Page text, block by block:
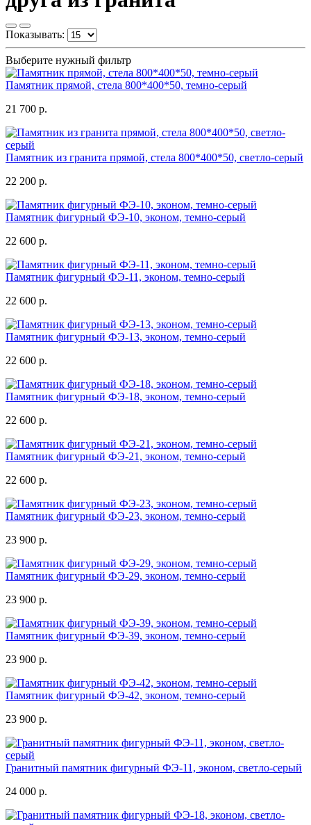
Показывать:
Выберите нужный фильтр
Памятник прямой, стела 800*400*50, темно-серый
21 700 р.
Памятник из гранита прямой, стела 800*400*50, светло-серый
22 200 р.
Памятник фигурный ФЭ-10, эконом, темно-серый
22 600 р.
Памятник фигурный ФЭ-11, эконом, темно-серый
22 600 р.
Памятник фигурный ФЭ-13, эконом, темно-серый
22 600 р.
Памятник фигурный ФЭ-18, эконом, темно-серый
22 600 р.
Памятник фигурный ФЭ-21, эконом, темно-серый
22 600 р.
Памятник фигурный ФЭ-23, эконом, темно-серый
23 900 р.
Памятник фигурный ФЭ-29, эконом, темно-серый
23 900 р.
Памятник фигурный ФЭ-39, эконом, темно-серый
23 900 р.
Памятник фигурный ФЭ-42, эконом, темно-серый
23 900 р.
Гранитный памятник фигурный ФЭ-11, эконом, светло-серый
24 000 р.